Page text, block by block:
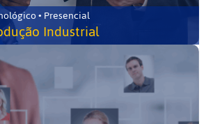
• Presencial
Industrial